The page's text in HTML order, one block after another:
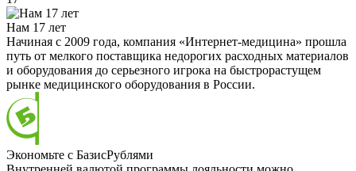
Нам 17 лет
Начиная с 2009 года, компания «Интернет-медицина» прошла
путь от мелкого поставщика недорогих расходных материалов
и оборудования до серьезного игрока на быстрорастущем
рынке медицинского оборудования в России.
Экономьте с БазисРублями